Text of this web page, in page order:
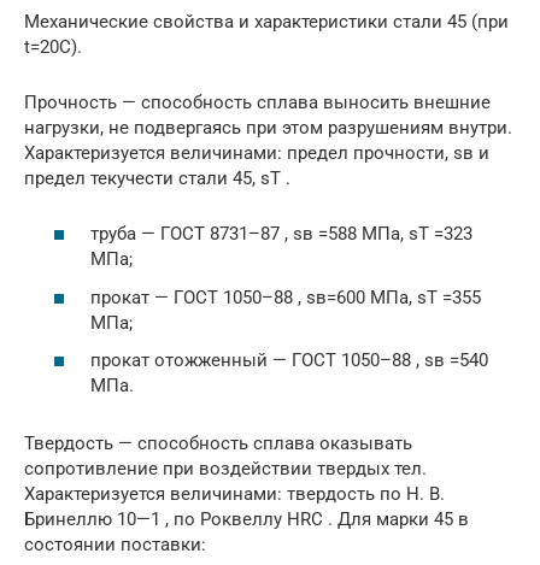
Механические свойства и характеристики стали 45 (при
t=20C).
Прочность — способность сплава выносить внешние
нагрузки, не подвергаясь при этом разрушениям внутри.
Характеризуется величинами: предел прочности, sв и
предел текучести стали 45, sT .
труба — ГОСТ 8731–87 , sв =588 МПа, sT =323
МПа;
прокат — ГОСТ 1050–88 , sв=600 МПа, sT =355
МПа;
прокат отожженный — ГОСТ 1050–88 , sв =540
МПа.
Твердость — способность сплава оказывать
сопротивление при воздействии твердых тел.
Характеризуется величинами: твердость по Н. В.
Бринеллю 10—1 , по Роквеллу HRC . Для марки 45 в
состоянии поставки: